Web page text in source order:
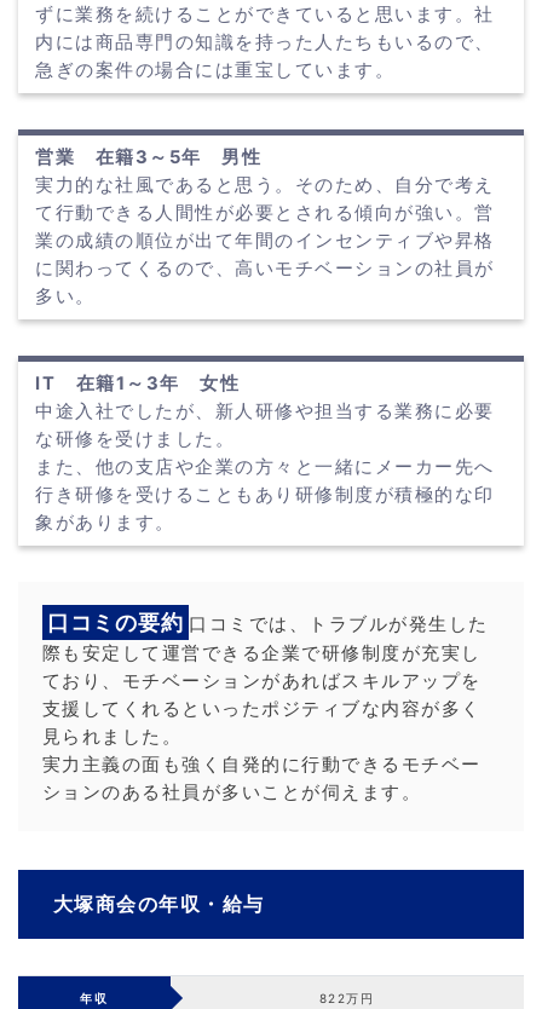
ずに業務を続けることができていると思います。社
内には商品専門の知識を持った人たちもいるので、
急ぎの案件の場合には重宝しています。
営業 在籍3～5年 男性
実力的な社風であると思う。そのため、自分で考え
て行動できる人間性が必要とされる傾向が強い。営
業の成績の順位が出て年間のインセンティブや昇格
に関わってくるので、高いモチベーションの社員が
多い。
IT 在籍1～3年 女性
中途入社でしたが、新人研修や担当する業務に必要
な研修を受けました。
また、他の支店や企業の方々と一緒にメーカー先へ
行き研修を受けることもあり研修制度が積極的な印
象があります。
口コミの要約 口コミでは、トラブルが発生した
際も安定して運営できる企業で研修制度が充実し
ており、モチベーションがあればスキルアップを
支援してくれるといったポジティブな内容が多く
見られました。
実力主義の面も強く自発的に行動できるモチベー
ションのある社員が多いことが伺えます。
大塚商会の年収・給与
年収 822万円